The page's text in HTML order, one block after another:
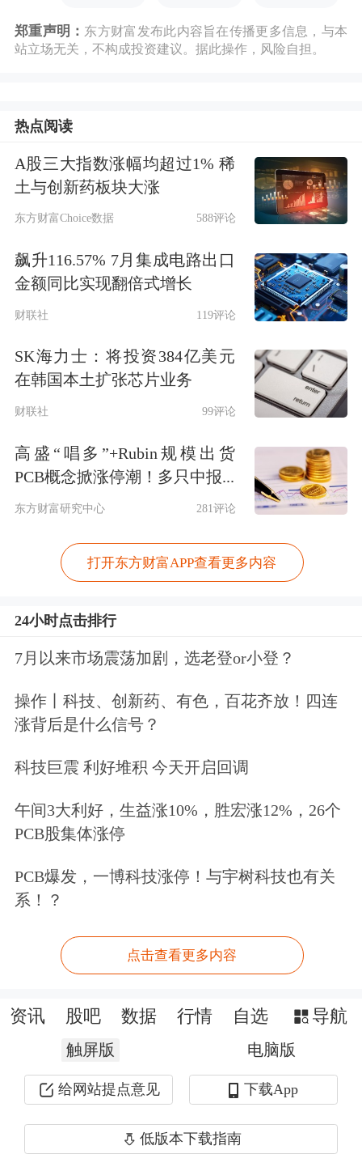
股份行、城商行和农商行出现3年期和5
挂”情况。
广东至少有15家中小银行跟进降息
7月25日，工商银行
等六大国有行同日
品种存款利率，由此拉开了此轮商业银
行存款利率下调序幕。随着12家全国性
股份制银行亦悉数完成调整，多家中小
银行也于近期密集跟进调整存款挂牌利
率。
据南方财经全媒体记者不完全统计，自
7月中旬以来，广东地区至少有15家中
小银行已完成存款挂牌利率调整。
其中，揭阳农商行“领先”大行，宣布自
郑重声明： 东方财富发布此内容旨在传播更多信息，与本
站立场无关，不构成投资建议。据此操作，风险自担。
热点阅读
A股三大指数涨幅均超过1% 稀
土与创新药板块大涨
东方财富Choice数据 588评论
飙升116.57% 7月集成电路出口
金额同比实现翻倍式增长
财联社 119评论
SK海力士：将投资384亿美元
在韩国本土扩张芯片业务
财联社 99评论
高盛“唱多”+Rubin规模出货
PCB概念掀涨停潮！多只中报...
东方财富研究中心 281评论
打开东方财富APP查看更多内容
24小时点击排行
7月以来市场震荡加剧，选老登or小登？
操作丨科技、创新药、有色，百花齐放！四连
涨背后是什么信号？
科技巨震 利好堆积 今天开启回调
午间3大利好，生益涨10%，胜宏涨12%，26个
PCB股集体涨停
PCB爆发，一博科技涨停！与宇树科技也有关
系！？
点击查看更多内容
资讯 股吧 数据 行情 自选 导航
触屏版 电脑版
给网站提点意见 下载App
低版本下载指南